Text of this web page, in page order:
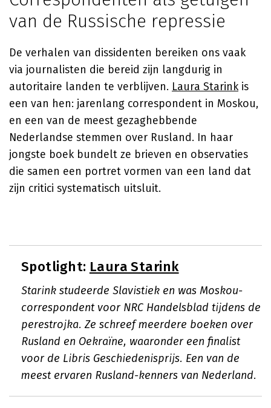
van de Russische repressie
De verhalen van dissidenten bereiken ons vaak
via journalisten die bereid zijn langdurig in
autoritaire landen te verblijven. Laura Starinkis
een van hen: jarenlang correspondent in Moskou,
en een van de meest gezaghebbende
Nederlandse stemmen over Rusland. In haar
jongste boek bundelt ze brieven en observaties
die samen een portret vormen van een land dat
zijn critici systematisch uitsluit.
Spotlight: Laura Starink
Starink studeerde Slavistiek en was Moskou-
correspondent voor NRC Handelsblad tijdens de
perestrojka. Ze schreef meerdere boeken over
Rusland en Oekraïne, waaronder een finalist
voor de Libris Geschiedenisprijs. Een van de
meest ervaren Rusland-kenners van Nederland.